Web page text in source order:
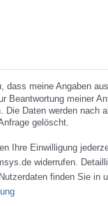
dass meine Angaben
Beantwortung meiner
Die Daten werden nach
gelöscht.
Ihre Einwilligung
widerrufen.
finden Sie in